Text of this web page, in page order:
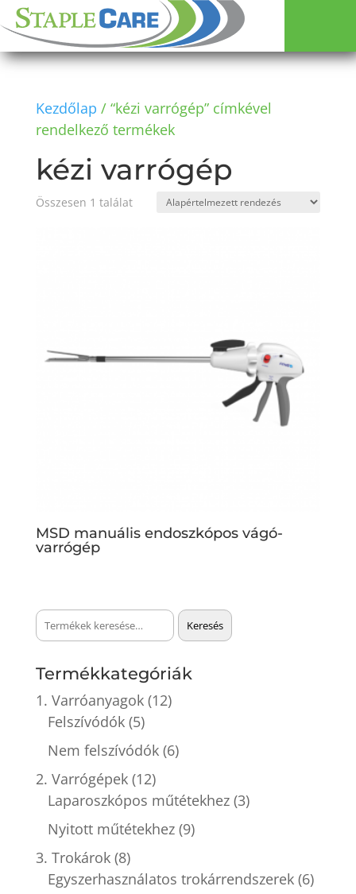
Kezdőlap / “kézi varrógép” címkével
rendelkező termékek
kézi varrógép
Összesen 1 találat
MSD manuális endoszkópos vágó-
varrógép
Keresés
a
Keresés
Termékkategóriák
1. Varróanyagok (12)
Felszívódók (5)
Nem felszívódók (6)
2. Varrógépek (12)
Laparoszkópos műtétekhez (3)
Nyitott műtétekhez (9)
3. Trokárok (8)
Egyszerhasználatos trokárrendszerek (6)